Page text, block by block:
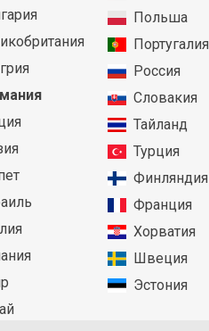
Польша
Португалия
Россия
Словакия
Тайланд
Турция
Финляндия
Франция
Хорватия
Швеция
Эстония